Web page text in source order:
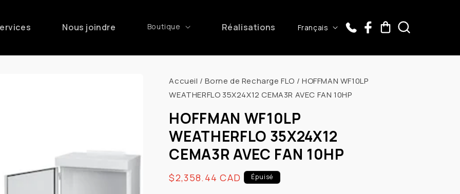
Nous joindre Boutique Réalisations
L
n
g
u
e
Français Panier
Accueil /Borne de Recharge FLO / HOFFMAN WF10LP
WEATHERFLO 35X24X12 CEMA3R AVEC FAN 10HP
HOFFMAN WF10LP
WEATHERFLO 35X24X12
CEMA3R AVEC FAN 10HP
Prix
$2,358.44 CAD Épuisé